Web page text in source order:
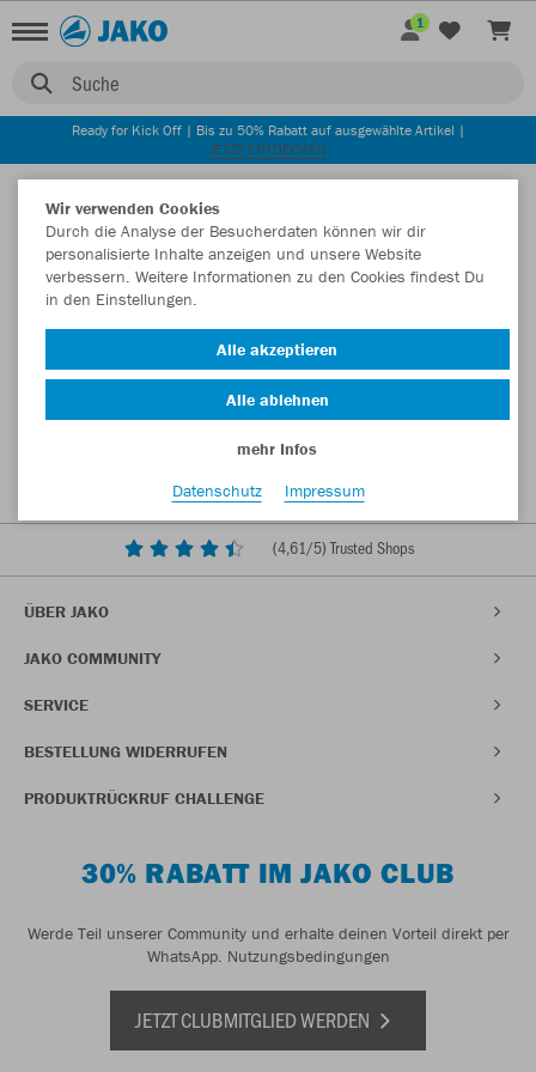
Suche
1
Ready for Kick Off | Bis zu 50% Rabatt auf ausgewählte Artikel |
JETZT ENTDECKEN
(4,61/5) Trusted Shops
ÜBER JAKO
JAKO COMMUNITY
SERVICE
BESTELLUNG WIDERRUFEN
PRODUKTRÜCKRUF CHALLENGE
30% RABATT IM JAKO CLUB
Werde Teil unserer Community und erhalte deinen Vorteil direkt per
WhatsApp. Nutzungsbedingungen
JETZT CLUBMITGLIED WERDEN
Wir verwenden Cookies
Durch die Analyse der Besucherdaten können wir dir
personalisierte Inhalte anzeigen und unsere Website
verbessern. Weitere Informationen zu den Cookies findest Du
in den Einstellungen.
Alle akzeptieren
Alle ablehnen
mehr Infos
Datenschutz
Impressum